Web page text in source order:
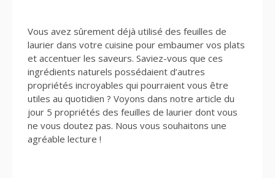
Vous avez sûrement déjà utilisé des feuilles de
laurier dans votre cuisine pour embaumer vos plats
et accentuer les saveurs. Saviez-vous que ces
ingrédients naturels possédaient d’autres
propriétés incroyables qui pourraient vous être
utiles au quotidien ? Voyons dans notre article du
jour 5 propriétés des feuilles de laurier dont vous
ne vous doutez pas. Nous vous souhaitons une
agréable lecture !